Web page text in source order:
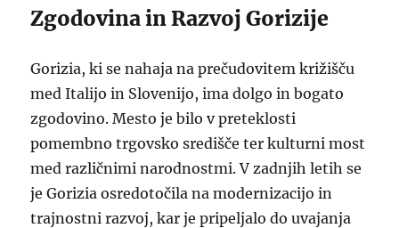
Zgodovina in Razvoj Gorizije
Gorizia, ki se nahaja na prečudovitem križišču
med Italijo in Slovenijo, ima dolgo in bogato
zgodovino. Mesto je bilo v preteklosti
pomembno trgovsko središče ter kulturni most
med različnimi narodnostmi. V zadnjih letih se
je Gorizia osredotočila na modernizacijo in
trajnostni razvoj, kar je pripeljalo do uvajanja